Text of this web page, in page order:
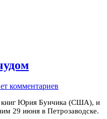
комментариев
книг Юрия Бунчика (США), и
29 июня в Петрозаводске.